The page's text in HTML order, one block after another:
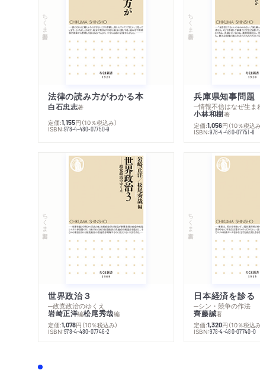
ちくま新書
法律の読み方がわかる本
白石忠志著
定価:1,155円 （10％税込み）
ISBN:978-4-480-07750-9
ちくま新書
兵庫県知事問
─情報不信はなぜ生ま
小林和樹著
定価:1,056円 （10％税込み
ISBN:978-4-480-07751-6
ちくま新書
世界政治３
─政党政治のゆくえ
岩崎正洋編松尾秀哉編
定価:1,078円 （10％税込み）
ISBN:978-4-480-07746-2
ちくま新書
日本経済を診る
─シン・競争の作法
齊藤誠著
定価:1,320円 （10％税込み
ISBN:978-4-480-07740-0